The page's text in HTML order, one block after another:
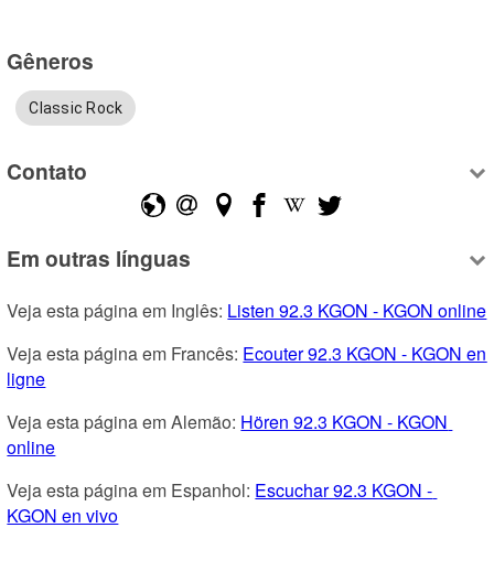
Gêneros
Classic Rock
Contato
Em outras línguas
Veja esta página em Inglês: Listen 92.3 KGON - KGON online
Veja esta página em Francês: Ecouter 92.3 KGON - KGON en
ligne
Veja esta página em Alemão: Hören 92.3 KGON - KGON
online
Veja esta página em Espanhol: Escuchar 92.3 KGON -
KGON en vivo